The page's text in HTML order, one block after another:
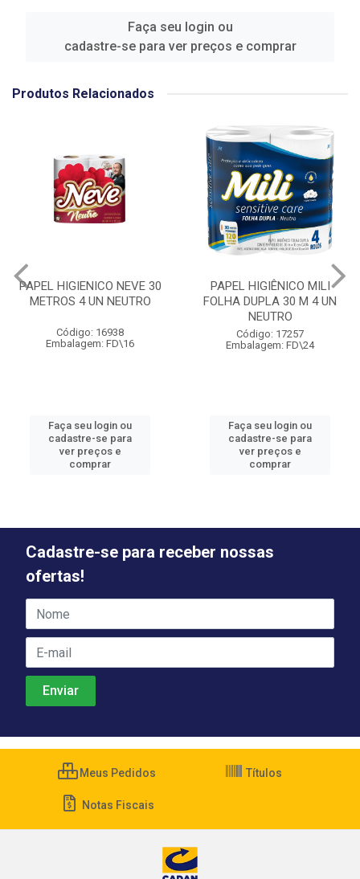
Faça seu login ou
cadastre-se para ver preços e comprar
Produtos Relacionados
PAPEL HIGIENICO NEVE 30
METROS 4 UN NEUTRO
Código: 16938
Embalagem: FD\16
Faça seu login ou
cadastre-se para
ver preços e
comprar
PAPEL HIGIÊNICO MILI
FOLHA DUPLA 30 M 4 UN
NEUTRO
Código: 17257
Embalagem: FD\24
Faça seu login ou
cadastre-se para
ver preços e
comprar
Cadastre-se para receber nossas
ofertas!
Meus Pedidos Títulos
Notas Fiscais